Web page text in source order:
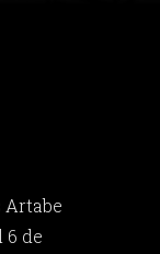
Artabe
6 de